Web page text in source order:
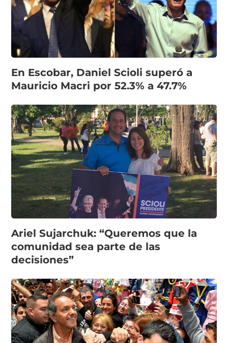
En Escobar, Daniel Scioli superó a
Mauricio Macri por 52.3% a 47.7%
Ariel Sujarchuk: “Queremos que la
comunidad sea parte de las
decisiones”